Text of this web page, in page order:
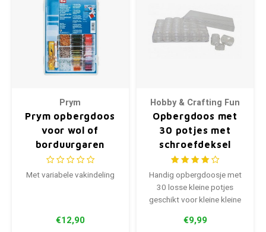
Prym
Prym opbergdoos
voor wol of
borduurgaren
Met variabele vakindeling
€12,90
Hobby & Crafting Fun
Opbergdoos met
30 potjes met
schroefdeksel
Handig opbergdoosje met
30 losse kleine potjes
geschikt voor kleine kleine
onderdelen.
€9,99